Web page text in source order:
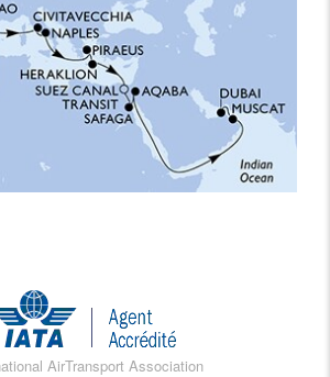
AirTransport Association